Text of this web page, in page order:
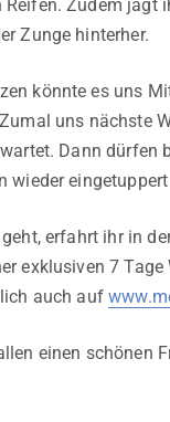
Reifen. Zudem jagt
Zunge hinterher.
könnte es uns
uns nächste
Dann dürfen
wieder eingetuppert
erfahrt ihr in
exklusiven 7 Tage
auch auf
einen schönen